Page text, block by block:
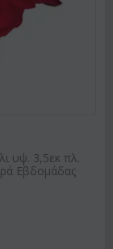
υψ. 3,5εκ πλ.
Εβδομάδας